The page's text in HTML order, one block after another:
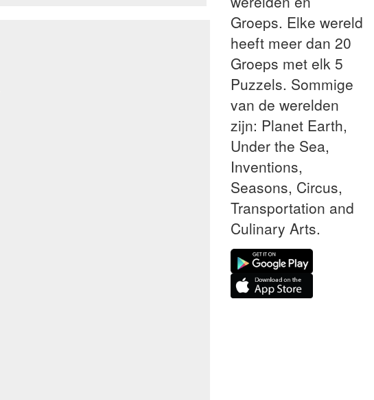
Groeps. Elke wereld
heeft meer dan 20
Groeps met elk 5
Puzzels. Sommige
van de werelden
zijn: Planet Earth,
Under the Sea,
Inventions,
Seasons, Circus,
Transportation and
Culinary Arts.